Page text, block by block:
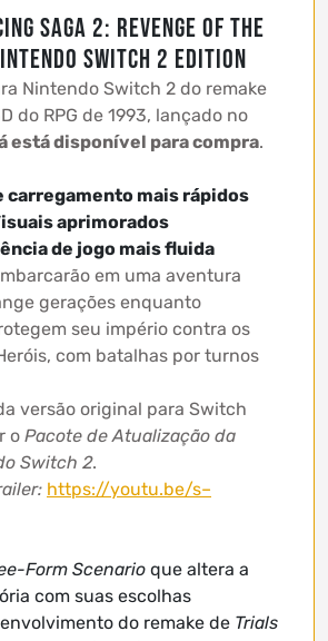
SAGA 2: REVENGE OF THE
Switch 2 Edition
Nintendo Switch 2 do remake
do RPG de 1993, lançado no
está disponível para compra.
carregamento mais rápidos
aprimorados
de jogo mais fluida
em uma aventura
gerações enquanto
seu império contra os
com batalhas por turnos
versão original para Switch
o Pacote de Atualização da
Switch 2.
https://youtu.be/s–
Form Scenario que altera a
com suas escolhas
do remake de Trials